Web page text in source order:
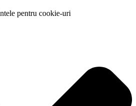
pentru cookie-uri